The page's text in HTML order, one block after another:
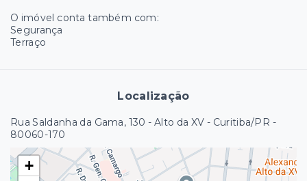
O imóvel conta também com:
Segurança
Terraço
Localização
Rua Saldanha da Gama, 130 - Alto da XV - Curitiba/PR -
80060-170
+